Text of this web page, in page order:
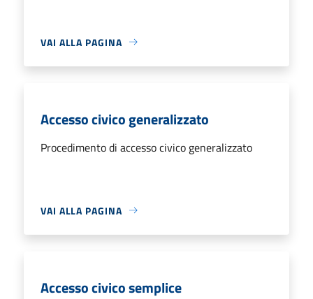
VAI ALLA PAGINA
Accesso civico generalizzato
Procedimento di accesso civico generalizzato
VAI ALLA PAGINA
Accesso civico semplice